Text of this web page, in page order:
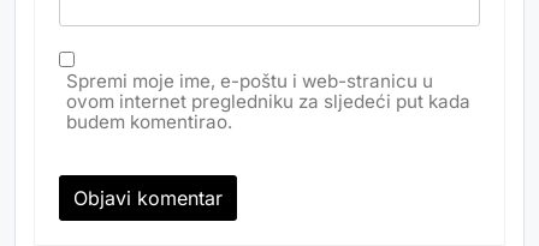
Spremi moje ime, e-poštu i web-stranicu u
ovom internet pregledniku za sljedeći put kada
budem komentirao.